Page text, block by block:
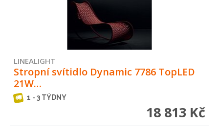
LINEALIGHT
Stropní svítidlo Dynamic 7786 TopLED
21W…
1 - 3 TÝDNY
18 813 Kč